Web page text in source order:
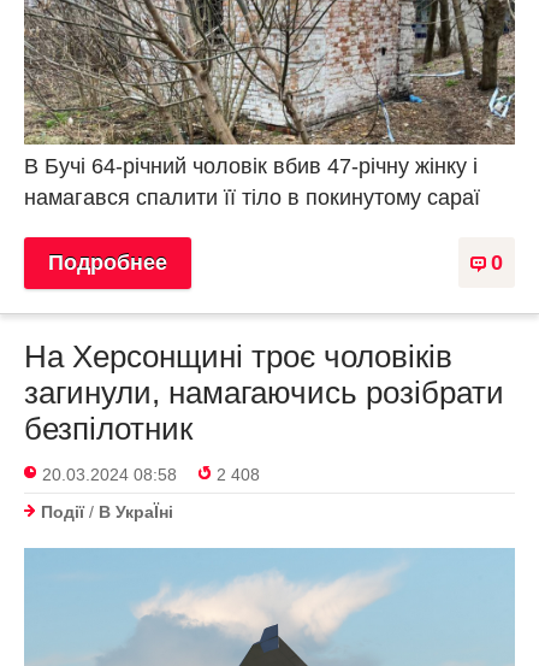
В Бучі 64-річний чоловік вбив 47-річну жінку і
намагався спалити її тіло в покинутому сараї
0
Подробнее
На Херсонщині троє чоловіків
загинули, намагаючись розібрати
безпілотник
20.03.2024 08:58
2 408
Події/ В УкраЇнi